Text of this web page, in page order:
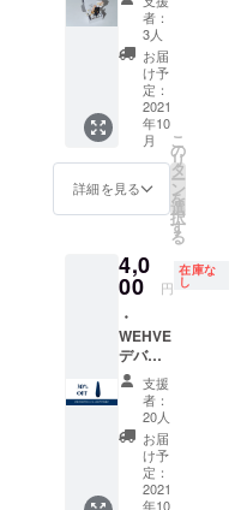
送させ
ていた
だきま
す。
WEHVE
トイ
5800円
15800
→1200
0円 購
入後に
ギフト
コード
を送付
させて
きま
す。 ギ
フト
コード
の利用
期限は
2021年
8月31
日〜
2022年
9月30日
までと
なりま
者：
3人
お届
け予
定：
2021
年10
月
詳細を見る
こ
の
リ
タ
ー
ン
を
選
択
す
る
4,0
00 円
在庫な
し
・
WEHVE
デバイ
ス 1
個
5,800円
→4,000
円 20名
限定 送
料380円
支援
者：
20人
お届
け予
定：
2021
年10